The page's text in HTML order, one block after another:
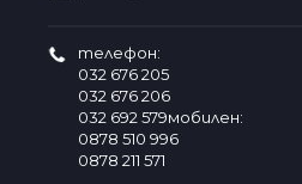
телефон:
032 676 205
032 676 206
032 692 579мобилен:
0878 510 996
0878 211 571